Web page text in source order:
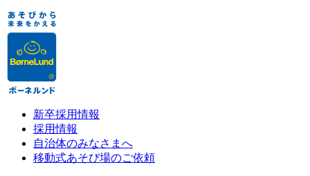
新卒採用情報
採用情報
自治体のみなさまへ
移動式あそび場のご依頼